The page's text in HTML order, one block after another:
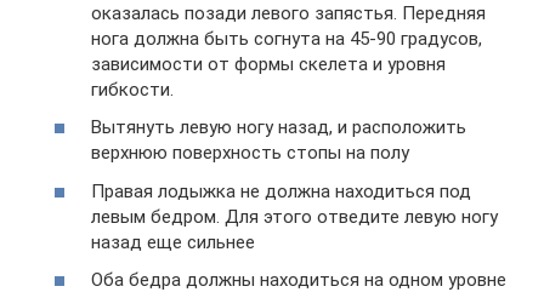
оказалась позади левого запястья. Передняя
нога должна быть согнута на 45-90 градусов,
зависимости от формы скелета и уровня
гибкости.
Вытянуть левую ногу назад, и расположить
верхнюю поверхность стопы на полу
Правая лодыжка не должна находиться под
левым бедром. Для этого отведите левую ногу
назад еще сильнее
Оба бедра должны находиться на одном уровне